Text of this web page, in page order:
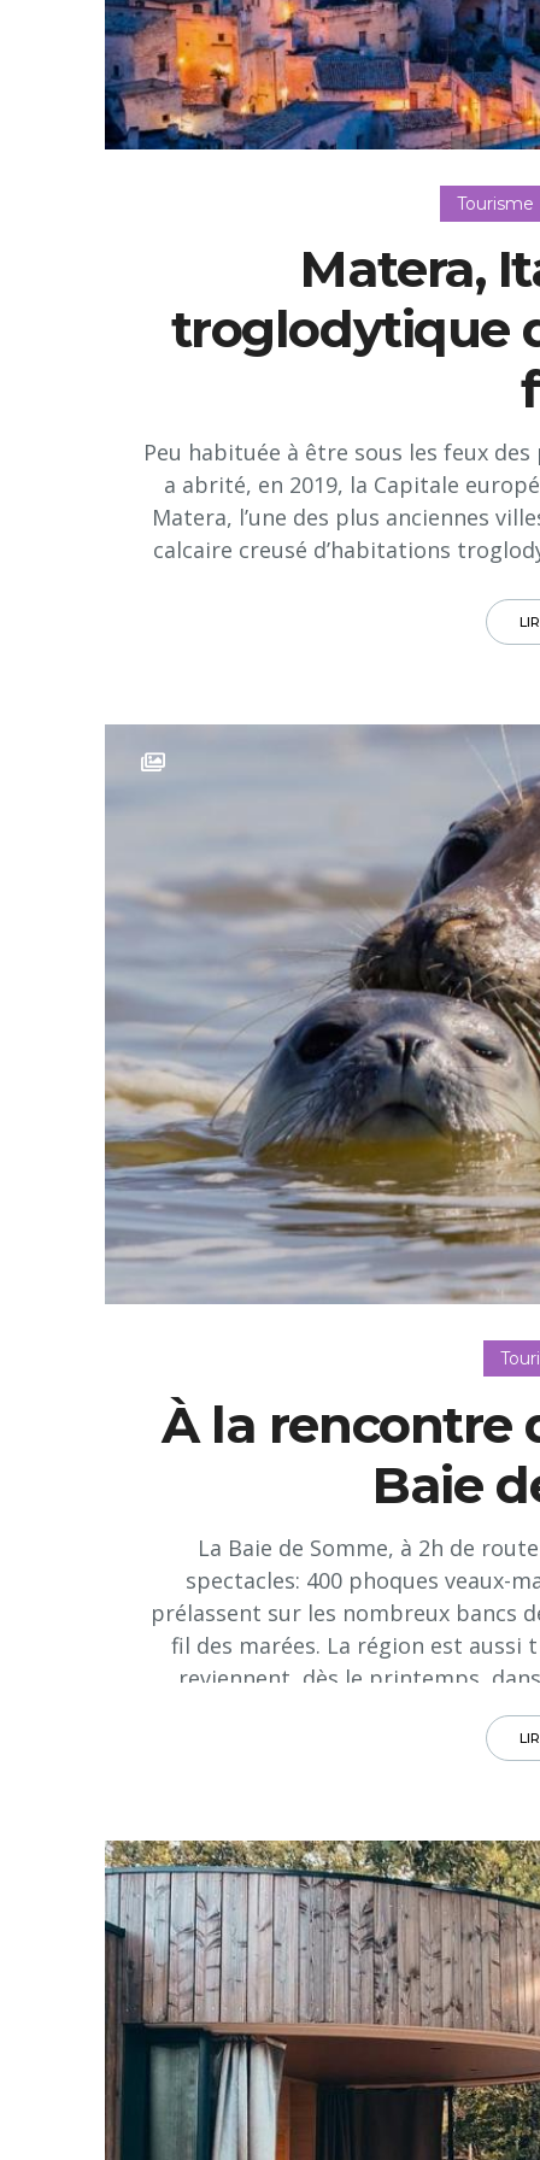
Matera,
troglodytique
Peu habituée à être sous les feux
a abrité, en 2019, la Capitale
Matera, l’une des plus anciennes
calcaire creusé d’habitations
À la rencontre
Baie
La Baie de Somme, à 2h de
spectacles: 400 phoques veaux-
prélassent sur les nombreux bancs
fil des marées. La région est aussi
reviennent, dès le printemps,